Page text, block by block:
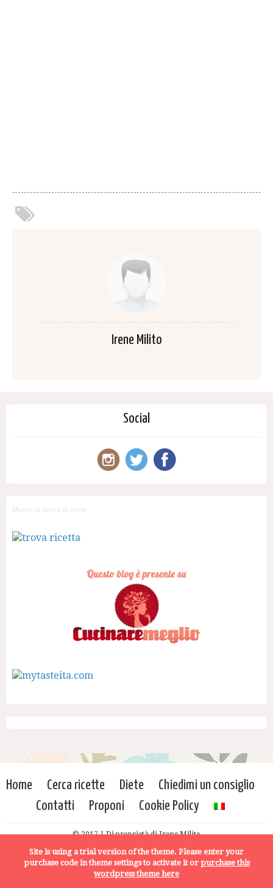
Irene Milito
Social
Motore di ricerca di ricette
Home Cerca ricette Diete
Chiedimi un consiglio
Contatti
Proponi Cookie Policy
© 2017 | Di proprietà di Irene Milito
Site is using a trial version of the theme. Please enter your
purchase code in theme settings to activate it or purchase this
wordpress theme here